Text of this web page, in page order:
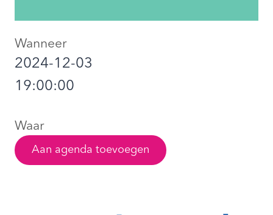
Wanneer
2024-12-03
19:00:00
Waar
Aan agenda toevoegen